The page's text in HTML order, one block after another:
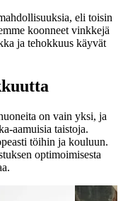
eli toisin
koonneet vinkkejä
ja tehokkuus käyvät
on vain yksi, ja
aamuisia taistoja.
töihin ja kouluun.
optimoimisesta